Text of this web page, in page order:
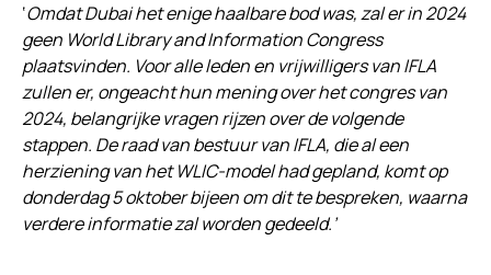
‘Omdat Dubai het enige haalbare bod was, zal er in 2024
geen World Library and Information Congress
plaatsvinden. Voor alle leden en vrijwilligers van IFLA
zullen er, ongeacht hun mening over het congres van
2024, belangrijke vragen rijzen over de volgende
stappen. De raad van bestuur van IFLA, die al een
herziening van het WLIC-model had gepland, komt op
donderdag 5 oktober bijeen om dit te bespreken, waarna
verdere informatie zal worden gedeeld.’